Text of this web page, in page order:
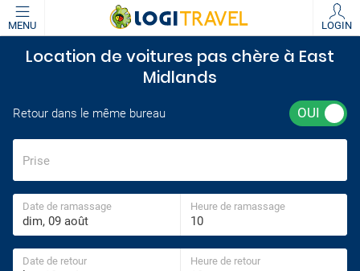
MENU LOGIN
Location de voitures pas chère à East
Midlands
Retour dans le même bureau
Prise
Date de ramassage Heure de ramassage
Date de retour Heure de retour